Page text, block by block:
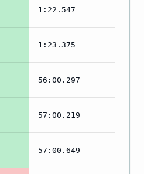
1:22.547
1:23.375
56:00.297
57:00.219
57:00.649